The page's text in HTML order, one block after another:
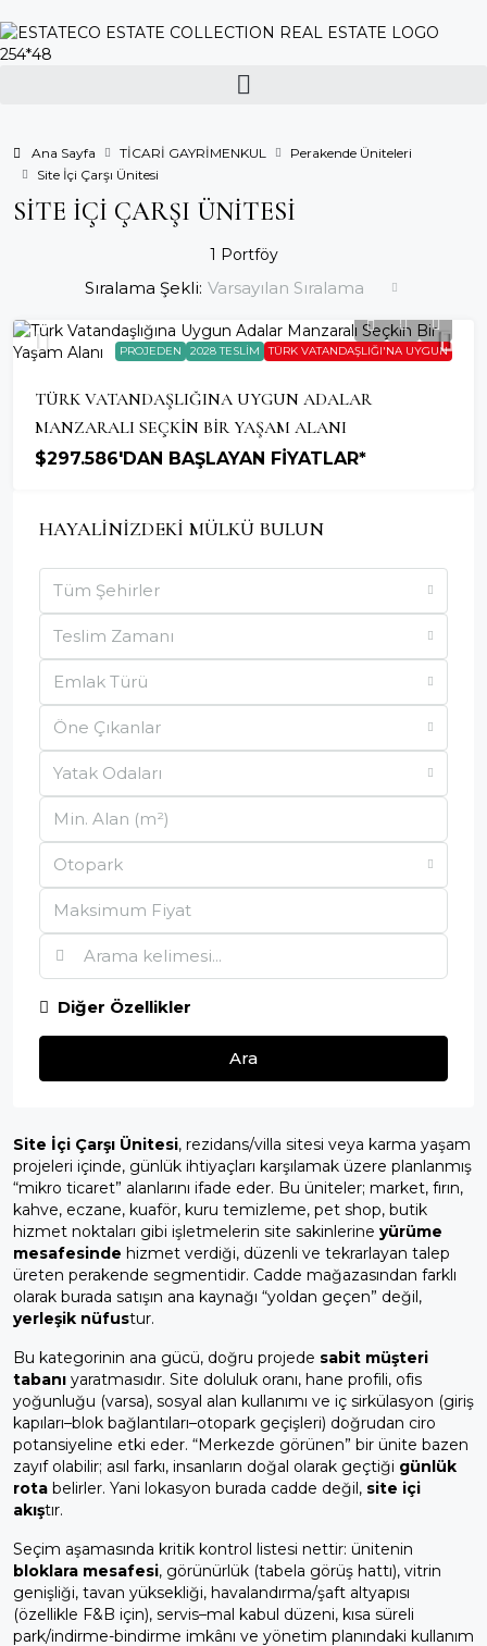
Ana Sayfa TİCARİ GAYRİMENKUL
Perakende Üniteleri
Site İçi Çarşı Ünitesi
SITE İÇI ÇARŞI ÜNITESI
1 Portföy
Sıralama Şekli: Varsayılan Sıralama
PROJEDEN 2028 TESLIM TÜRK VATANDAŞLIĞI'NA UYGUN
TÜRK VATANDAŞLIĞINA UYGUN ADALAR
MANZARALI SEÇKIN BIR YAŞAM ALANI
$297.586'DAN BAŞLAYAN FİYATLAR*
HAYALİNİZDEKİ MÜLKÜ BULUN
Tüm Şehirler
Teslim Zamanı
Emlak Türü
Öne Çıkanlar
Yatak Odaları
Otopark
Diğer Özellikler
Ara
Site İçi Çarşı Ünitesi, rezidans/villa sitesi veya karma yaşam
projeleri içinde, günlük ihtiyaçları karşılamak üzere planlanmış
“mikro ticaret” alanlarını ifade eder. Bu üniteler; market, fırın,
kahve, eczane, kuaför, kuru temizleme, pet shop, butik
hizmet noktaları gibi işletmelerin site sakinlerine yürüme
mesafesinde hizmet verdiği, düzenli ve tekrarlayan talep
üreten perakende segmentidir. Cadde mağazasından farklı
olarak burada satışın ana kaynağı “yoldan geçen” değil,
yerleşik nüfustur.
Bu kategorinin ana gücü, doğru projede sabit müşteri
tabanı yaratmasıdır. Site doluluk oranı, hane profili, ofis
yoğunluğu (varsa), sosyal alan kullanımı ve iç sirkülasyon (giriş
kapıları–blok bağlantıları–otopark geçişleri) doğrudan ciro
potansiyeline etki eder. “Merkezde görünen” bir ünite bazen
zayıf olabilir; asıl farkı, insanların doğal olarak geçtiği günlük
rota belirler. Yani lokasyon burada cadde değil, site içi
akıştır.
Seçim aşamasında kritik kontrol listesi nettir: ünitenin
bloklara mesafesi, görünürlük (tabela görüş hattı), vitrin
genişliği, tavan yüksekliği, havalandırma/şaft altyapısı
(özellikle F&B için), servis–mal kabul düzeni, kısa süreli
park/indirme-bindirme imkânı ve yönetim planındaki kullanım